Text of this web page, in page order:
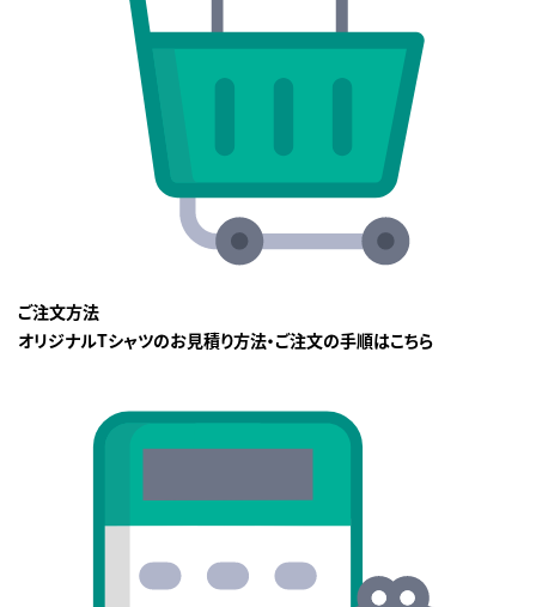
ご注文方法
オリジナルTシャツのお見積り方法・ご注文の手順はこちら